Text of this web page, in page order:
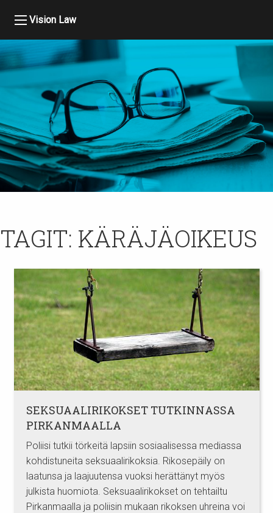
Vision Law
TAGIT: KÄRÄJÄOIKEUS
SEKSUAALIRIKOKSET TUTKINNASSA
PIRKANMAALLA
Poliisi tutkii törkeitä lapsiin sosiaalisessa mediassa
kohdistuneita seksuaalirikoksia. Rikosepäily on
laatunsa ja laajuutensa vuoksi herättänyt myös
julkista huomiota. Seksuaalirikokset on tehtailtu
Pirkanmaalla ja poliisin mukaan rikoksen uhreina voi